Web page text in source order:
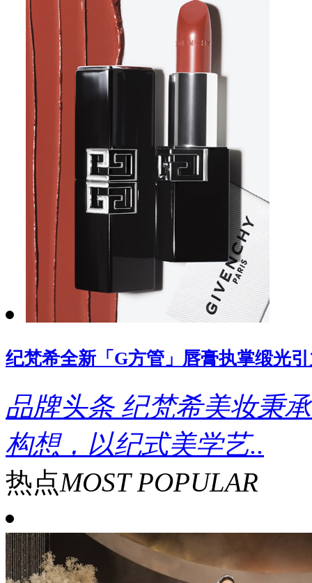
纪梵希全新「G方管」唇膏执掌缎光
品牌头条 纪梵希美妆秉
构想，以纪式美学艺..
热点MOST POPULAR